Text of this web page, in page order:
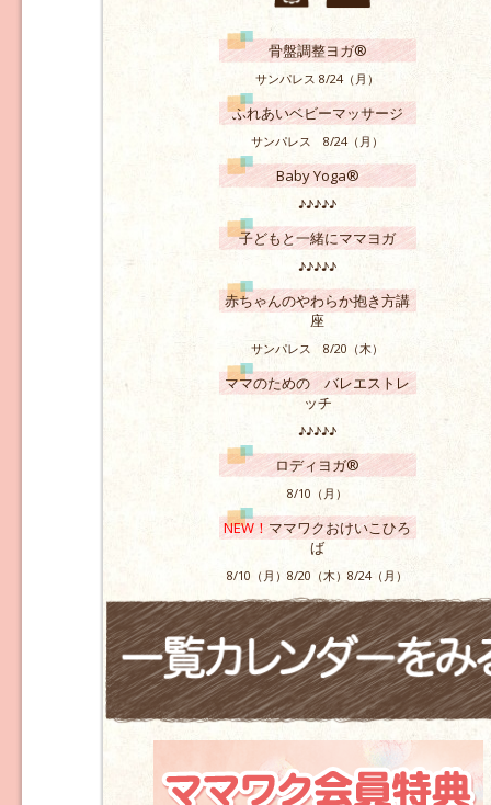
骨盤調整ヨガ®
サンパレス 8/24（月）
ふれあいベビーマッサージ
サンパレス 8/24（月）
Baby Yoga®
♪♪♪♪♪
子どもと一緒にママヨガ
♪♪♪♪♪
赤ちゃんのやわらか抱き方講
座
サンパレス 8/20（木）
ママのための バレエストレ
ッチ
♪♪♪♪♪
ロディヨガ®
8/10（月）
NEW！ママワクおけいこひろ
ば
8/10（月）8/20（木）8/24（月）